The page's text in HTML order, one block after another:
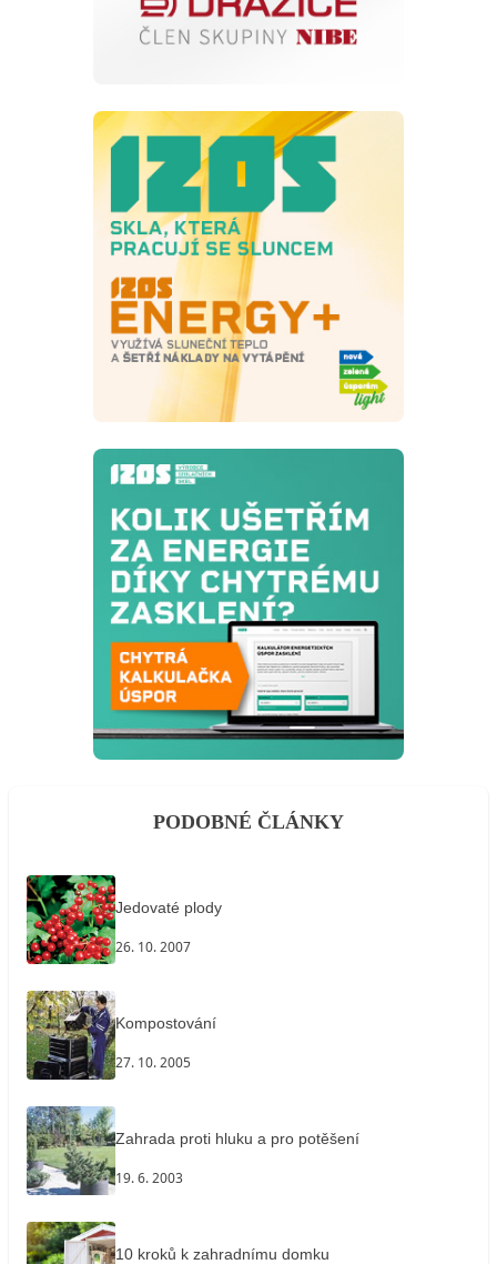
PODOBNÉ ČLÁNKY
Jedovaté plody
26. 10. 2007
Kompostování
27. 10. 2005
Zahrada proti hluku a pro potěšení
19. 6. 2003
10 kroků k zahradnímu domku